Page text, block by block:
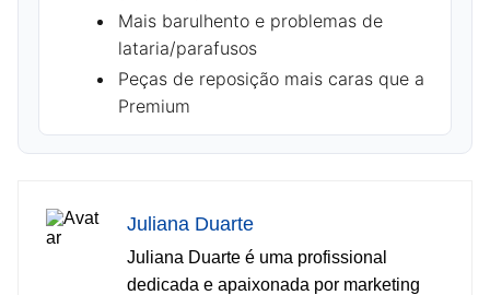
Mais barulhento e problemas de
lataria/parafusos
Peças de reposição mais caras que a
Premium
Juliana Duarte
Juliana Duarte é uma profissional
dedicada e apaixonada por marketing